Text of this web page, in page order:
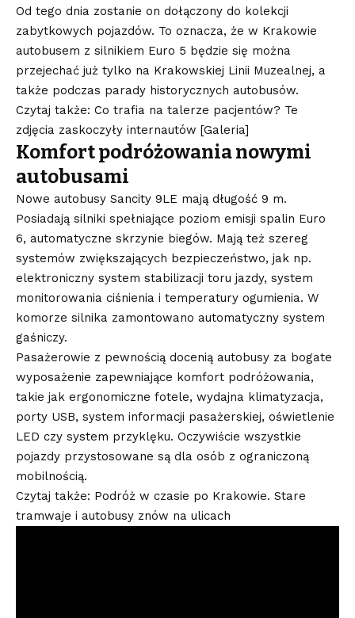
Od tego dnia zostanie on dołączony do kolekcji
zabytkowych pojazdów. To oznacza, że w Krakowie
autobusem z silnikiem Euro 5 będzie się można
przejechać już tylko na Krakowskiej Linii Muzealnej, a
także podczas parady historycznych autobusów.
Czytaj także: Co trafia na talerze pacjentów? Te
zdjęcia zaskoczyły internautów [Galeria]
Komfort podróżowania nowymi
autobusami
Nowe autobusy Sancity 9LE mają długość 9 m.
Posiadają silniki spełniające poziom emisji spalin Euro
6, automatyczne skrzynie biegów. Mają też szereg
systemów zwiększających bezpieczeństwo, jak np.
elektroniczny system stabilizacji toru jazdy, system
monitorowania ciśnienia i temperatury ogumienia. W
komorze silnika zamontowano automatyczny system
gaśniczy.
Pasażerowie z pewnością docenią autobusy za bogate
wyposażenie zapewniające komfort podróżowania,
takie jak ergonomiczne fotele, wydajna klimatyzacja,
porty USB, system informacji pasażerskiej, oświetlenie
LED czy system przyklęku. Oczywiście wszystkie
pojazdy przystosowane są dla osób z ograniczoną
mobilnością.
Czytaj także: Podróż w czasie po Krakowie. Stare
tramwaje i autobusy znów na ulicach